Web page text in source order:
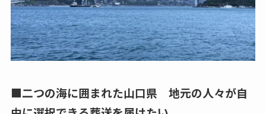
■二つの海に囲まれた山口県 地元の人々が自